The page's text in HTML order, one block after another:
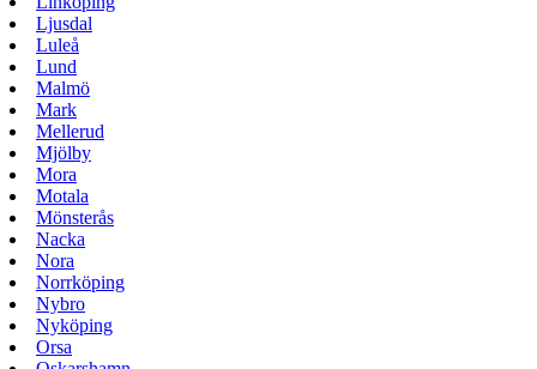
Ljusdal
Luleå
Lund
Malmö
Mark
Mellerud
Mjölby
Mora
Motala
Mönsterås
Nacka
Nora
Norrköping
Nybro
Nyköping
Orsa